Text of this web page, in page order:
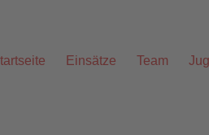
Einsätze Team